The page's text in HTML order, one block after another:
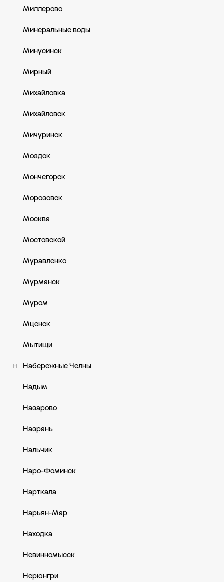
Миллерово
Минеральные воды
Минусинск
Мирный
Михайловка
Михайловск
Мичуринск
Моздок
Мончегорск
Морозовск
Москва
Мостовской
Муравленко
Мурманск
Муром
Мценск
Мытищи
Н Набережные Челны
Надым
Назарово
Назрань
Нальчик
Наро-Фоминск
Нарткала
Нарьян-Мар
Находка
Невинномысск
Нерюнгри